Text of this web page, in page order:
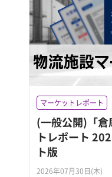
マーケットレポート
(一般公開)「倉
トレポート
ト版
2026年07月30日(木)